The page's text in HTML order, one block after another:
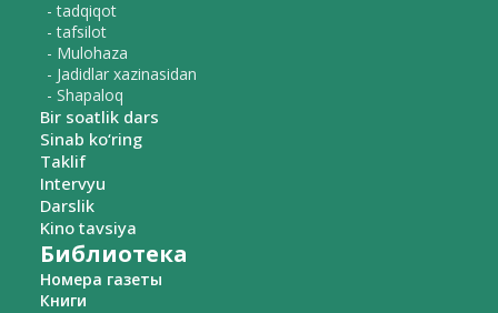
- tadqiqot
- tafsilot
- Mulohaza
- Jadidlar xazinasidan
- Shapaloq
Bir soatlik dars
Sinab ko‘ring
Taklif
Intervyu
Darslik
Kino tavsiya
Библиотека
Номера газеты
Книги